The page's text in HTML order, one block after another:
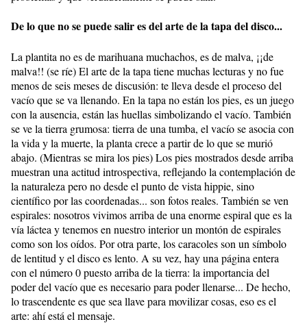
De lo que no se puede salir es del arte de la tapa del disco...
La plantita no es de marihuana muchachos, es de malva, ¡¡de
malva!! (se ríe) El arte de la tapa tiene muchas lecturas y no fue
menos de seis meses de discusión: te lleva desde el proceso del
vacío que se va llenando. En la tapa no están los pies, es un juego
con la ausencia, están las huellas simbolizando el vacío. También
se ve la tierra grumosa: tierra de una tumba, el vacío se asocia con
la vida y la muerte, la planta crece a partir de lo que se murió
abajo. (Mientras se mira los pies) Los pies mostrados desde arriba
muestran una actitud introspectiva, reflejando la contemplación de
la naturaleza pero no desde el punto de vista hippie, sino
científico por las coordenadas... son fotos reales. También se ven
espirales: nosotros vivimos arriba de una enorme espiral que es la
vía láctea y tenemos en nuestro interior un montón de espirales
como son los oídos. Por otra parte, los caracoles son un símbolo
de lentitud y el disco es lento. A su vez, hay una página entera
con el número 0 puesto arriba de la tierra: la importancia del
poder del vacío que es necesario para poder llenarse... De hecho,
lo trascendente es que sea llave para movilizar cosas, eso es el
arte: ahí está el mensaje.